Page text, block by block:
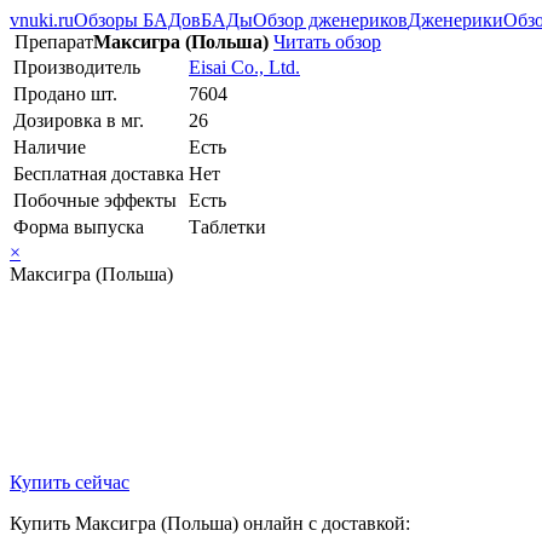
vnuki.ruОбзоры БАДовБАДыОбзор дженериковДженерики
ПрепаратМаксигра (Польша) Читать обзор
Производитель
Eisai Co., Ltd.
Продано шт.
7604
Дозировка в мг.
26
Наличие
Есть
Бесплатная доставка Нет
Побочные эффекты Есть
Форма выпуска
Таблетки
×
Максигра (Польша)
Купить сейчас
Купить Максигра (Польша) онлайн с доставкой: